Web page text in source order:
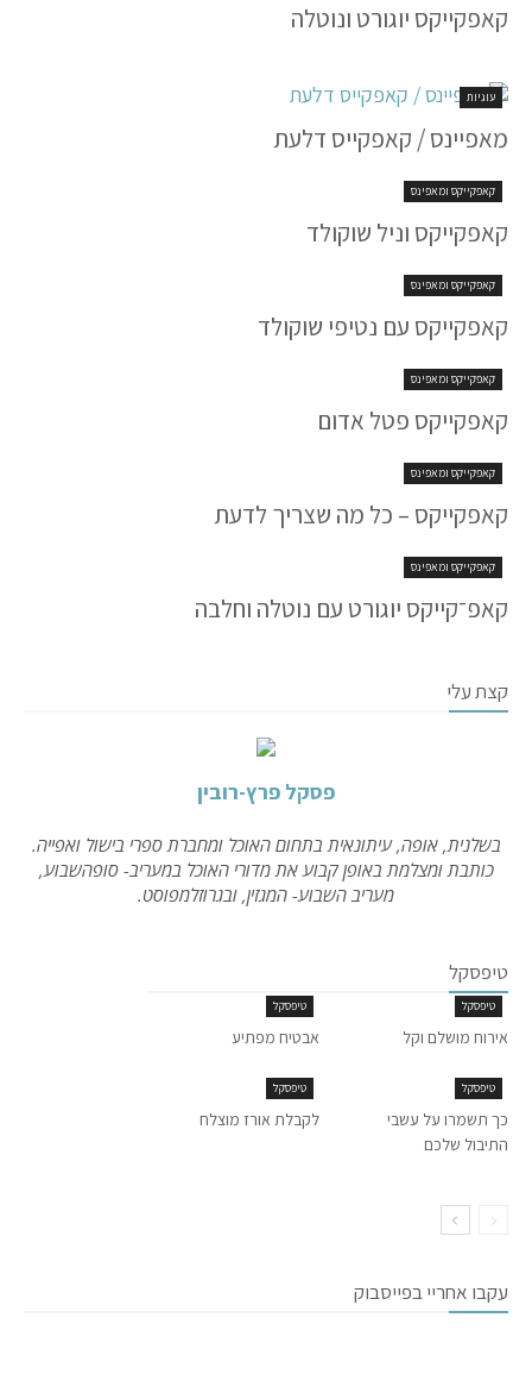
קאפקייקס יוגורט ונוטלה
עוגיות
מאפיינס / קאפקייס דלעת
קאפקייקס ומאפינס
קאפקייקס וניל שוקולד
קאפקייקס ומאפינס
קאפקייקס עם נטיפי שוקולד
קאפקייקס ומאפינס
קאפקייקס פטל אדום
קאפקייקס ומאפינס
קאפקייקס – כל מה שצריך לדעת
קאפקייקס ומאפינס
קאפ־קייקס יוגורט עם נוטלה וחלבה
קצת עלי
פסקל פרץ-רובין
בשלנית, אופה, עיתונאית בתחום האוכל ומחברת ספרי בישול ואפייה.
כותבת ומצלמת באופן קבוע את מדורי האוכל במעריב- סופהשבוע,
מעריב השבוע- המגזין, ובגרוזלמפוסט.
טיפסקל
טיפסקל
אירוח מושלם וקל
טיפסקל
אבטיח מפתיע
טיפסקל
כך תשמרו על עשבי
התיבול שלכם
טיפסקל
לקבלת אורז מוצלח
עקבו אחריי בפייסבוק